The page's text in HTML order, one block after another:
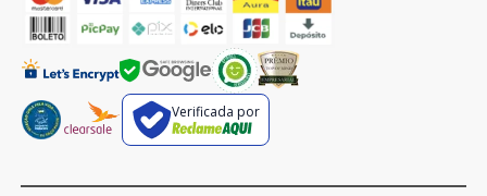
Verificada por